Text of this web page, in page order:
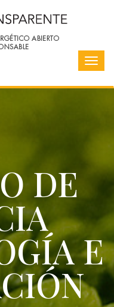
DE
E